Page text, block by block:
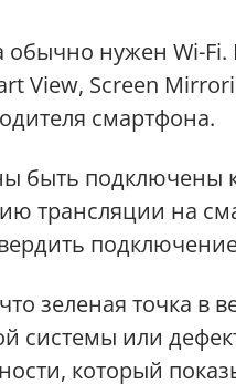
обычно нужен Wi-
View, Screen
смартфона.
быть подключены
трансляции на
зеленая точка в
системы или
который